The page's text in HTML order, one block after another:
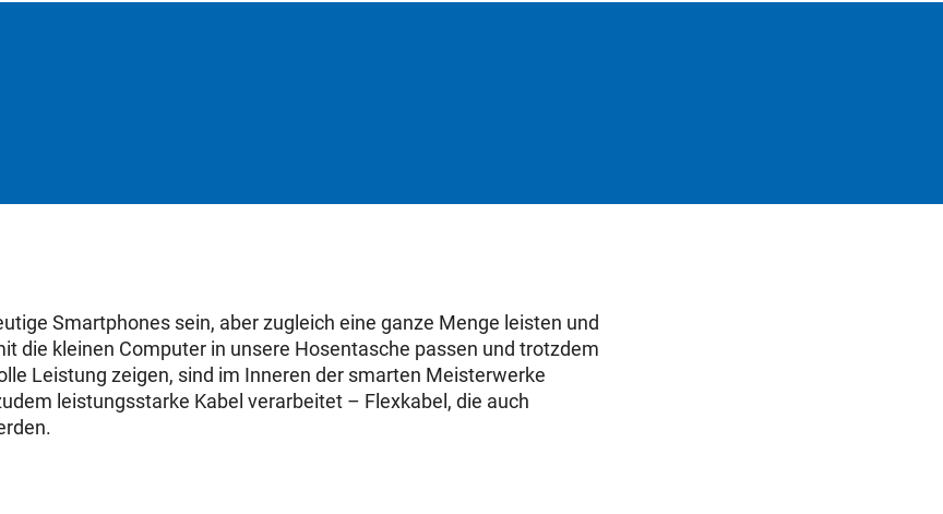
Smartphones sein, aber zugleich eine ganze Menge leisten und
die kleinen Computer in unsere Hosentasche passen und trotzdem
Leistung zeigen, sind im Inneren der smarten Meisterwerke
leistungsstarke Kabel verarbeitet – Flexkabel, die auch